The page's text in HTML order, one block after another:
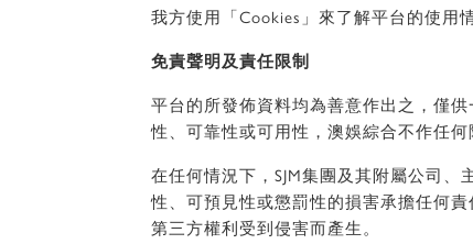
我方使用「Cookies」來了解平台的使用
免責聲明及責任限制
平台的所發佈資料均為善意作出之，僅
性、可靠性或可用性，澳娛綜合不作任
在任何情況下，SJM集團及其附屬公司
性、可預見性或懲罰性的損害承擔任何
第三方權利受到侵害而產生。